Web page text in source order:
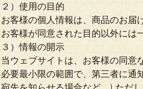
２）使用の目的
お客様の個人情報は、商品のお届
お客様が同意された目的以外には
３）情報の開示
当ウェブサイトは、お客様の同意
必要最小限の範囲で、第三者に通